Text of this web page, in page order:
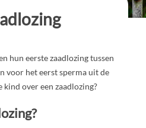
hun eerste zaadlozing tussen
voor het eerst sperma uit de
kind over een zaadlozing?